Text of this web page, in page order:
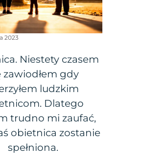
2023
Niestety czasem
zawiodłem gdy
ludzkim
Dlatego
trudno mi zaufać,
obietnica zostanie
spełniona.